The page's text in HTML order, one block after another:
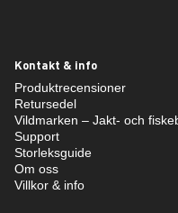
Kontakt & info
Produktrecensioner
Retursedel
Vildmarken – Jakt- och
Support
Storleksguide
Om oss
Villkor & info